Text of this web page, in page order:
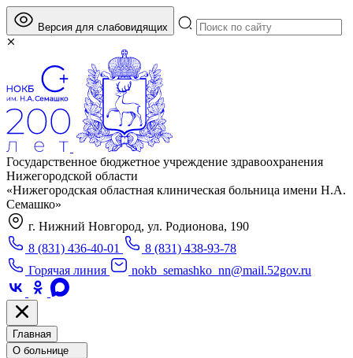
Версия для слабовидящих
Государственное бюджетное учреждение здравоохранения
Нижегородской области
«Нижегородская областная клиническая больница имени Н.А.
Семашко»
г. Нижний Новгород, ул. Родионова, 190
8 (831) 436-40-01
8 (831) 438-93-78
Горячая линия
nokb_semashko_nn@mail.52gov.ru
Главная
О больнице